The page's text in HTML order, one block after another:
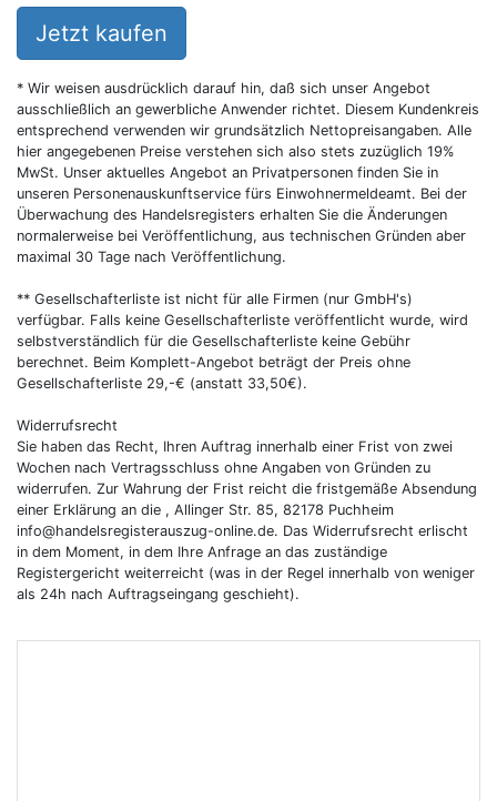
Jetzt kaufen
* Wir weisen ausdrücklich darauf hin, daß sich unser Angebot
ausschließlich an gewerbliche Anwender richtet. Diesem Kundenkreis
entsprechend verwenden wir grundsätzlich Nettopreisangaben. Alle
hier angegebenen Preise verstehen sich also stets zuzüglich 19%
MwSt. Unser aktuelles Angebot an Privatpersonen finden Sie in
unseren Personenauskunftservice fürs Einwohnermeldeamt. Bei der
Überwachung des Handelsregisters erhalten Sie die Änderungen
normalerweise bei Veröffentlichung, aus technischen Gründen aber
maximal 30 Tage nach Veröffentlichung.
** Gesellschafterliste ist nicht für alle Firmen (nur GmbH's)
verfügbar. Falls keine Gesellschafterliste veröffentlicht wurde, wird
selbstverständlich für die Gesellschafterliste keine Gebühr
berechnet. Beim Komplett-Angebot beträgt der Preis ohne
Gesellschafterliste 29,-€ (anstatt 33,50€).
Widerrufsrecht
Sie haben das Recht, Ihren Auftrag innerhalb einer Frist von zwei
Wochen nach Vertragsschluss ohne Angaben von Gründen zu
widerrufen. Zur Wahrung der Frist reicht die fristgemäße Absendung
einer Erklärung an die , Allinger Str. 85, 82178 Puchheim
info@handelsregisterauszug-online.de. Das Widerrufsrecht erlischt
in dem Moment, in dem Ihre Anfrage an das zuständige
Registergericht weiterreicht (was in der Regel innerhalb von weniger
als 24h nach Auftragseingang geschieht).